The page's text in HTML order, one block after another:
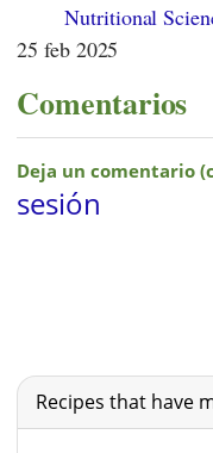
Nutritional
25 feb 2025
Comentarios
Recipes that have